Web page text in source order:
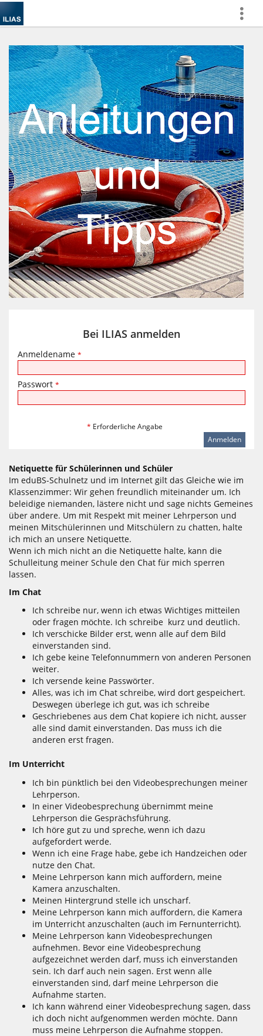
Bei ILIAS anmelden
Anmeldename *
Passwort *
* Erforderliche Angabe
Netiquette für Schülerinnen und Schüler
Im eduBS-Schulnetz und im Internet gilt das Gleiche wie im
Klassenzimmer: Wir gehen freundlich miteinander um. Ich
beleidige niemanden, lästere nicht und sage nichts Gemeines
über andere. Um mit Respekt mit meiner Lehrperson und
meinen Mitschülerinnen und Mitschülern zu chatten, halte
ich mich an unsere Netiquette.
Wenn ich mich nicht an die Netiquette halte, kann die
Schulleitung meiner Schule den Chat für mich sperren
lassen.
Im Chat
Ich schreibe nur, wenn ich etwas Wichtiges mitteilen
oder fragen möchte. Ich schreibe kurz und deutlich.
Ich verschicke Bilder erst, wenn alle auf dem Bild
einverstanden sind.
Ich gebe keine Telefonnummern von anderen Personen
weiter.
Ich versende keine Passwörter.
Alles, was ich im Chat schreibe, wird dort gespeichert.
Deswegen überlege ich gut, was ich schreibe
Geschriebenes aus dem Chat kopiere ich nicht, ausser
alle sind damit einverstanden. Das muss ich die
anderen erst fragen.
Im Unterricht
Ich bin pünktlich bei den Videobesprechungen meiner
Lehrperson.
In einer Videobesprechung übernimmt meine
Lehrperson die Gesprächsführung.
Ich höre gut zu und spreche, wenn ich dazu
aufgefordert werde.
Wenn ich eine Frage habe, gebe ich Handzeichen oder
nutze den Chat.
Meine Lehrperson kann mich auffordern, meine
Kamera anzuschalten.
Meinen Hintergrund stelle ich unscharf.
Meine Lehrperson kann mich auffordern, die Kamera
im Unterricht anzuschalten (auch im Fernunterricht).
Meine Lehrperson kann Videobesprechungen
aufnehmen. Bevor eine Videobesprechung
aufgezeichnet werden darf, muss ich einverstanden
sein. Ich darf auch nein sagen. Erst wenn alle
einverstanden sind, darf meine Lehrperson die
Aufnahme starten.
Ich kann während einer Videobesprechung sagen, dass
ich doch nicht aufgenommen werden möchte. Dann
muss meine Lehrperson die Aufnahme stoppen.